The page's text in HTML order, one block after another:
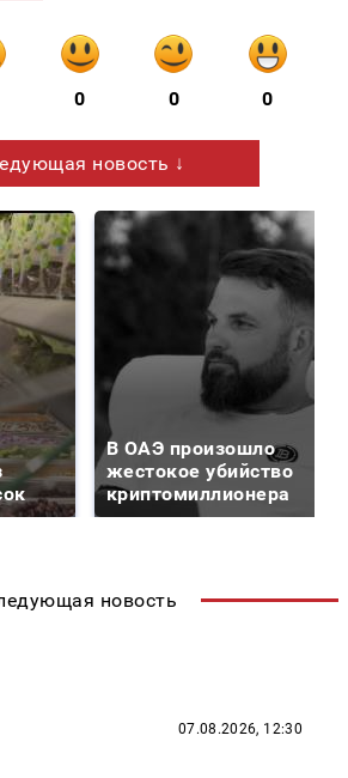
0 0 0
новость ↓
В ОАЭ произошло
жестокое убийство
криптомиллионера
новость
07.08.2026, 12:30